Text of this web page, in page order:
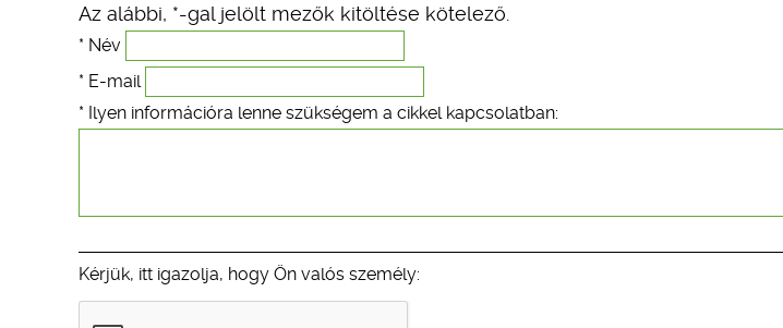
Az alábbi, *-gal jelölt mezők kitöltése kötelező.
* Név
* E-mail
* Ilyen információra lenne szükségem a cikkel kapcsolatban:
Kérjük, itt igazolja, hogy Ön valós személy: